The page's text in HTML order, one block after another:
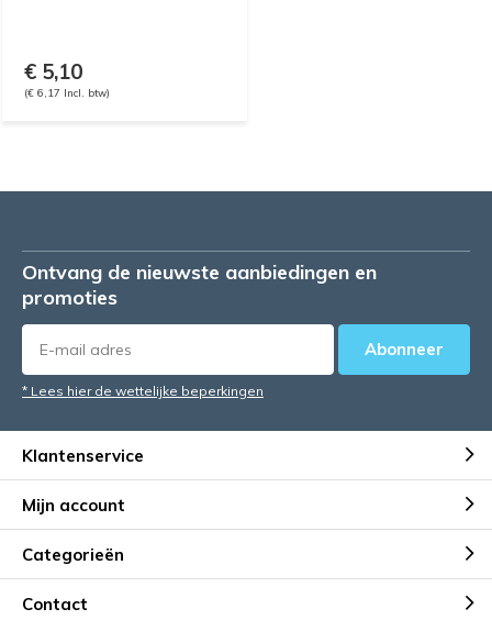
€ 5,10
(€ 6,17 Incl. btw)
Ontvang de nieuwste aanbiedingen en
promoties
Abonneer
* Lees hier de wettelijke beperkingen
Klantenservice
Mijn account
Categorieën
Contact